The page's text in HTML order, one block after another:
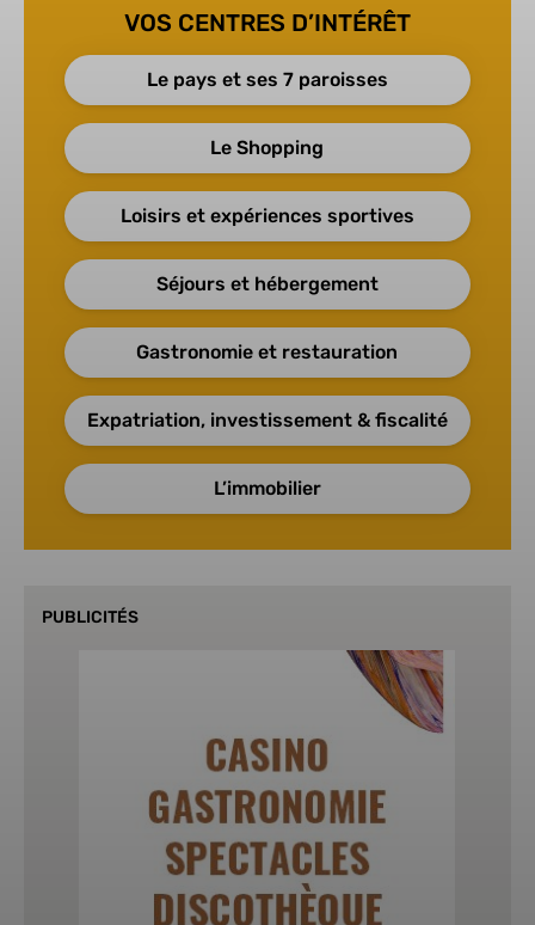
VOS CENTRES D’INTÉRÊT
Le pays et ses 7 paroisses
Le Shopping
Loisirs et expériences sportives
Séjours et hébergement
Gastronomie et restauration
Expatriation, investissement & fiscalité
L’immobilier
PUBLICITÉS